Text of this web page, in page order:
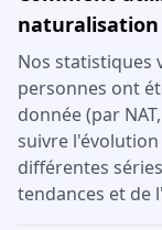
naturalisation
Nos statistiques
personnes ont
donnée (par
suivre
différentes
tendances et de